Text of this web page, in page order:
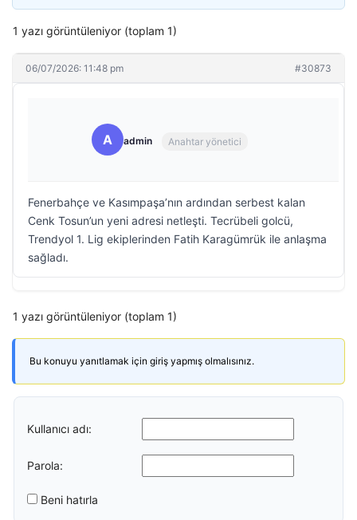
1 yazı görüntüleniyor (toplam 1)
06/07/2026: 11:48 pm #30873
A admin Anahtar yönetici
Fenerbahçe ve Kasımpaşa’nın ardından serbest kalan
Cenk Tosun’un yeni adresi netleşti. Tecrübeli golcü,
Trendyol 1. Lig ekiplerinden Fatih Karagümrük ile anlaşma
sağladı.
1 yazı görüntüleniyor (toplam 1)
Bu konuyu yanıtlamak için giriş yapmış olmalısınız.
Kullanıcı adı:
Parola:
Beni hatırla